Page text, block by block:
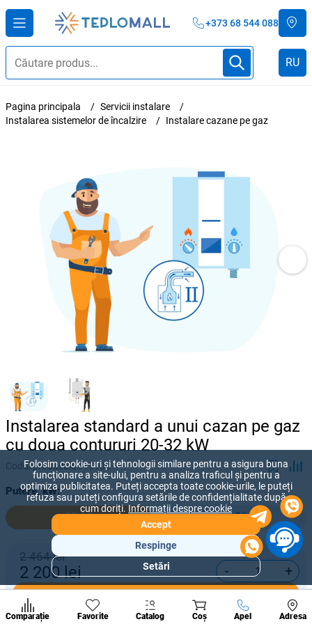
+373 68 544 088
RU
Pagina principala
Servicii instalare
Instalarea sistemelor de încalzire
Instalare cazane pe gaz
Instalarea standard a unui cazan pe gaz
cu doua contururi 20-32 kW
Codul produsului:15106
Putere, kW:
20-32 33-50
2 464 lei
2 200lei - +
Cumpără acum
Comparație Favorite Catalog Coș Apel Adresa
A suna
Secțiuni
populare
de
Folosim cookie-uri și tehnologii similare pentru a asigura buna
funcționare a site-ului, pentru a analiza traficul și pentru a
optimiza publicitatea. Puteți accepta toate cookie-urile, le puteți
refuza sau puteți configura setările de confidențialitate după
cum doriți.Informații despre cookie
Accept
Respinge
Setări